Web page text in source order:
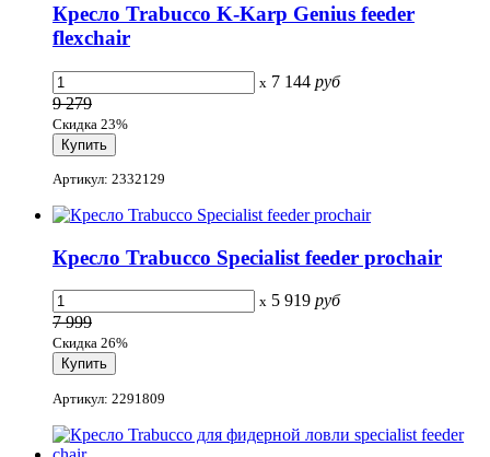
Кресло Trabucco K-Karp Genius feeder
flexchair
x 7 144 руб
9 279
Скидка 23%
Артикул: 2332129
Кресло Trabucco Specialist feeder prochair
x 5 919 руб
7 999
Скидка 26%
Артикул: 2291809